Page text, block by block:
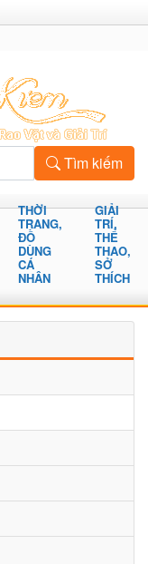
Tìm kiếm
THỜI
TRANG,
ĐỒ
DÙNG
CÁ
NHÂN
GIẢI
TRÍ,
THỂ
THAO,
SỞ
THÍCH